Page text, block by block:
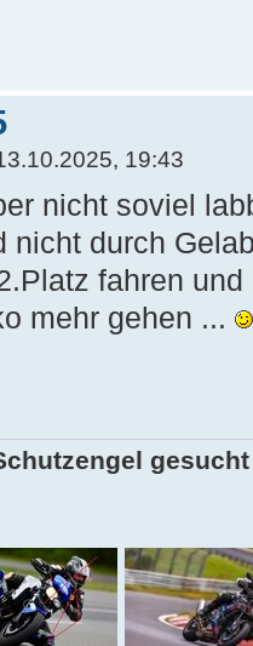
19:43
nicht soviel
nicht durch
fahren
mehr gehen ...